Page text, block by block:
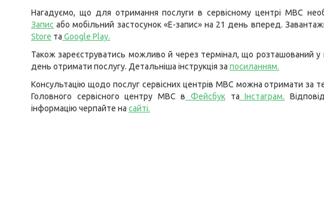
Нагадуємо, що для отримання послуги в сервісному центрі МВС
Запис або мобільний застосунок «Е-запис» на 21 день вперед.
Store та Google Play.
Також зареєструватись можливо й через термінал, що розташований у
день отримати послугу. Детальніша інструкція за посиланням.
Консультацію щодо послуг сервісних центрів МВС можна отримати за
Головного сервісного центру МВС в
Фейсбук та Інстаграм.
інформацію черпайте на сайті.